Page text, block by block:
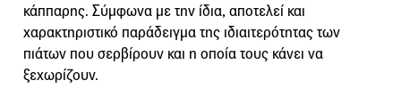
κάππαρης. Σύμφωνα με την ίδια, αποτελεί και
χαρακτηριστικό παράδειγμα της ιδιαιτερότητας των
πιάτων που σερβίρουν και η οποία τους κάνει να
ξεχωρίζουν.